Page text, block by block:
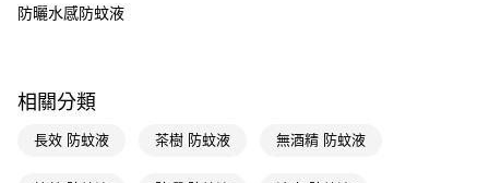
結帳頁面，進行簡訊認證並確認金額後，即可完成結帳。
※ 請注意：結帳手續完成當下不需立刻繳費，但若您需要取消訂單，請聯絡
購買商品的店家。未經商家同意取消之訂單仍視為有效，需透過AFTEE先享
後付繳納相關費用。
※ 交易是否成功請以「AFTEE先享後付 」之結帳頁面顯示為準，若有關於
付款後全家取貨
每筆NT$65，滿NT$490(含以上)免運費
付款後萊爾富取貨
每筆NT$65，滿NT$490(含以上)免運費
防曬水感防蚊液
相關分類
長效 防蚊液 茶樹 防蚊液 無酒精 防蚊液